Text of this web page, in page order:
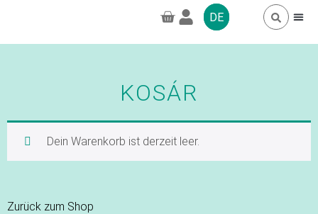
DE
KOSÁR
Dein Warenkorb ist derzeit leer.
Zurück zum Shop